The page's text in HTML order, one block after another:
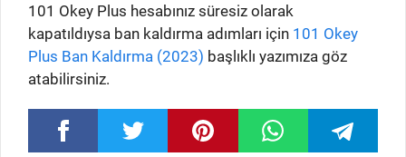
101 Okey Plus hesabınız süresiz olarak
kapatıldıysa ban kaldırma adımları için 101 Okey
Plus Ban Kaldırma (2023) başlıklı yazımıza göz
atabilirsiniz.